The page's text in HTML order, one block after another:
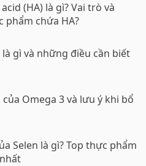
(HA) là gì? Vai trò và
phẩm chứa HA?
là gì và những điều cần biết
Omega 3 và lưu ý khi bổ
Selen là gì? Top thực phẩm